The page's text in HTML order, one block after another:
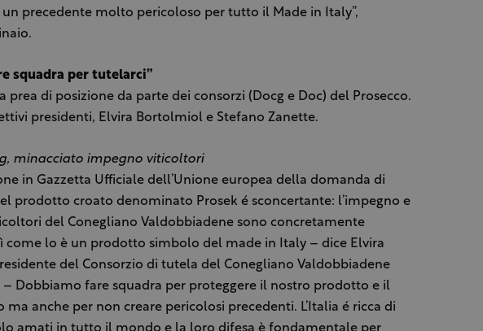
precedente molto pericoloso per tutto il Made in Italy”,
squadra per tutelarci”
prea di posizione da parte dei consorzi (Docg e Doc) del Prosecco.
presidenti, Elvira Bortolmiol e Stefano Zanette.
minacciato impegno viticoltori
in Gazzetta Ufficiale dell’Unione europea della domanda di
prodotto croato denominato Prosek é sconcertante: l’impegno e
del Conegliano Valdobbiadene sono concretamente
come lo è un prodotto simbolo del made in Italy – dice Elvira
del Consorzio di tutela del Conegliano Valdobbiadene
– Dobbiamo fare squadra per proteggere il nostro prodotto e il
ma anche per non creare pericolosi precedenti. L’Italia é ricca di